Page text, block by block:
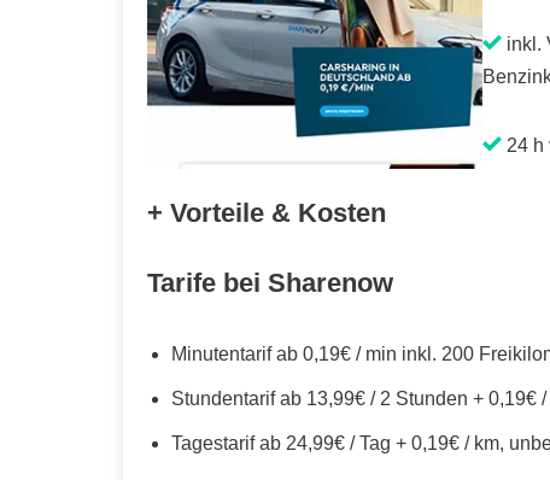
inkl.
24 h
+ Vorteile & Kosten
Tarife bei Sharenow
Minutentarif ab 0,19€ / min inkl. 200
Stundentarif ab 13,99€ / 2 Stunden + 0,19€
Tagestarif ab 24,99€ / Tag + 0,19€ / km,